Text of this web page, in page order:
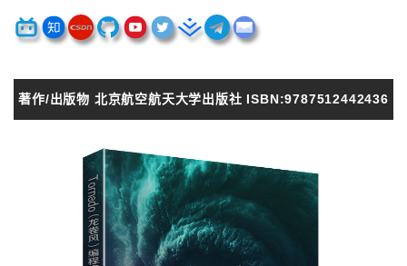
著作/出版物 北京航空航天大学出版社 ISBN:9787512442436